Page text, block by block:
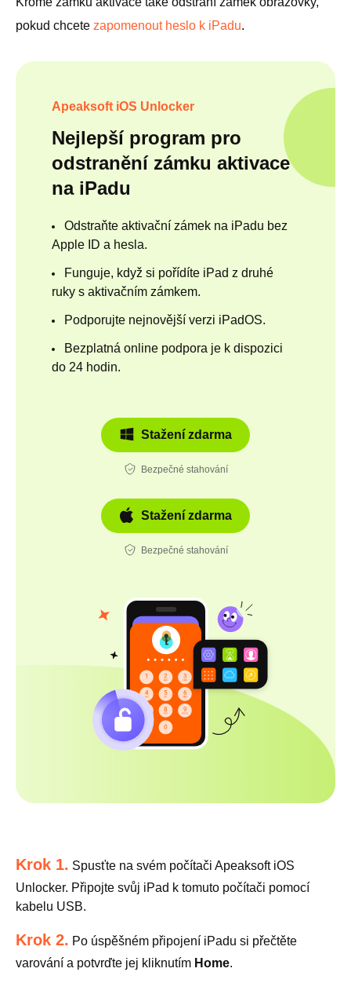
pokud chcete zapomenout heslo k iPadu.
Apeaksoft iOS Unlocker
Nejlepší program pro
odstranění zámku aktivace
na iPadu
Odstraňte aktivační zámek na iPadu bez
Apple ID a hesla.
Funguje, když si pořídíte iPad z druhé
ruky s aktivačním zámkem.
Podporujte nejnovější verzi iPadOS.
Bezplatná online podpora je k dispozici
do 24 hodin.
Stažení zdarma
Bezpečné stahování
Stažení zdarma
Bezpečné stahování
Krok 1. Spusťte na svém počítači Apeaksoft iOS
Unlocker. Připojte svůj iPad k tomuto počítači pomocí
kabelu USB.
Krok 2. Po úspěšném připojení iPadu si přečtěte
varování a potvrďte jej kliknutím Home.